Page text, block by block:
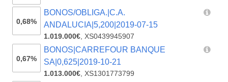
0,68%
BONOS/OBLIGA.|C.A.
ANDALUCIA|5,200|2019-07-15
1.019.000€,XS0439945907
0,67%
BONOS|CARREFOUR BANQUE
SA|0,625|2019-10-21
1.013.000€,XS1301773799